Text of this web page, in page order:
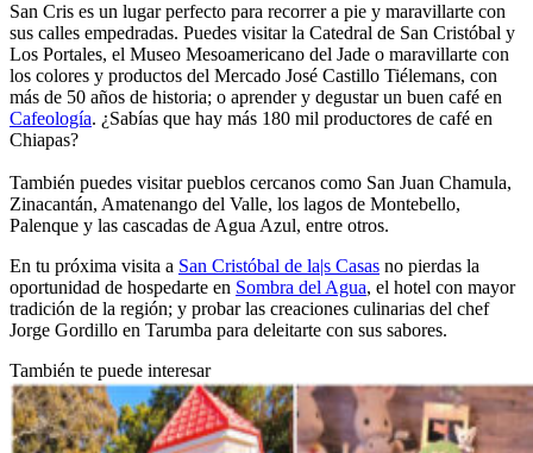
San Cris es un lugar perfecto para recorrer a pie y maravillarte con
sus calles empedradas. Puedes visitar la Catedral de San Cristóbal y
Los Portales, el Museo Mesoamericano del Jade o maravillarte con
los colores y productos del Mercado José Castillo Tiélemans, con
más de 50 años de historia; o aprender y degustar un buen café en
Cafeología. ¿Sabías que hay más 180 mil productores de café en
Chiapas?
También puedes visitar pueblos cercanos como San Juan Chamula,
Zinacantán, Amatenango del Valle, los lagos de Montebello,
Palenque y las cascadas de Agua Azul, entre otros.
En tu próxima visita a San Cristóbal de la|s Casas no pierdas la
oportunidad de hospedarte en Sombra del Agua, el hotel con mayor
tradición de la región; y probar las creaciones culinarias del chef
Jorge Gordillo en Tarumba para deleitarte con sus sabores.
También te puede interesar